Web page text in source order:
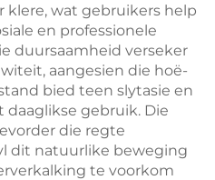
klere, wat gebruikers help
en professionele
duursaamheid verseker
aangesien die hoë-
bied teen slytasie en
gebruik. Die
die regte
dit natuurlike beweging
te voorkom